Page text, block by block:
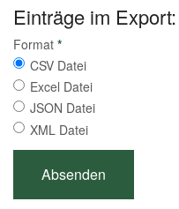
Einträge im
Format *
CSV Datei
Excel Datei
JSON Datei
XML Datei